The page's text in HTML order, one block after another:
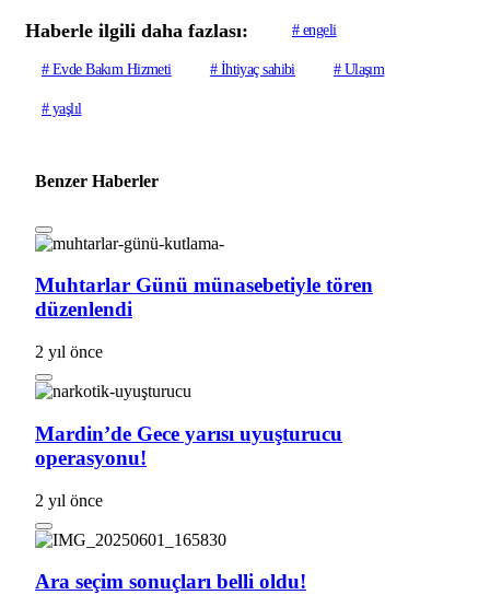
Haberle ilgili daha fazlası: # engeli
# Evde Bakım Hizmeti # İhtiyaç sahibi # Ulaşım
# yaşlıl
Benzer Haberler
Muhtarlar Günü münasebetiyle tören
düzenlendi
2 yıl önce
Mardin’de Gece yarısı uyuşturucu
operasyonu!
2 yıl önce
Ara seçim sonuçları belli oldu!